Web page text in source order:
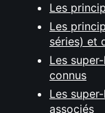
Les
Les
séries) et
Les
connus
Les
associés